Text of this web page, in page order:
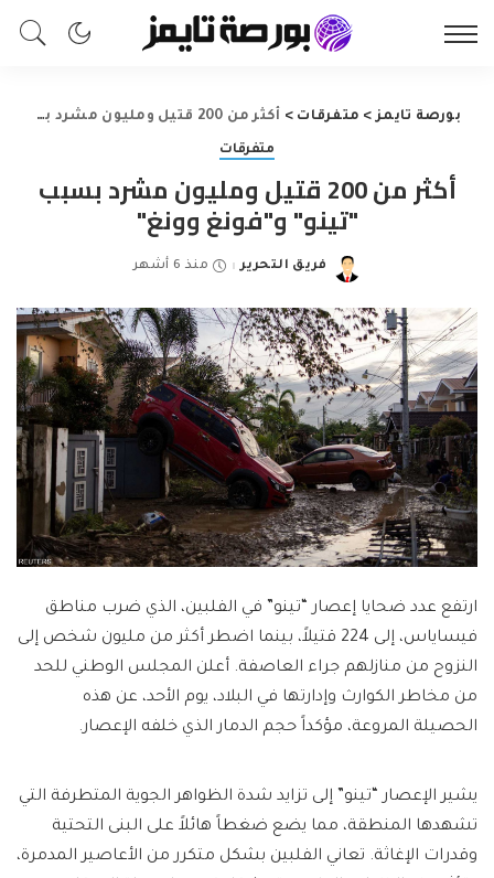
بورصة تايمز> متفرقات > أكثر من 200 قتيل ومليون مشرد بسبب "تينو" و"فونغ وونغ"
متفرقات
أكثر من 200 قتيل ومليون مشرد بسبب
"تينو" و"فونغ وونغ"
Posted
فريق التحرير منذ 6 أشهر
ارتفع عدد ضحايا إعصار “تينو” في الفلبين، الذي ضرب مناطق
فيساياس، إلى 224 قتيلاً، بينما اضطر أكثر من مليون شخص إلى
النزوح من منازلهم جراء العاصفة. أعلن المجلس الوطني للحد
من مخاطر الكوارث وإدارتها في البلاد، يوم الأحد، عن هذه
الحصيلة المروعة، مؤكداً حجم الدمار الذي خلفه الإعصار.
يشير الإعصار “تينو” إلى تزايد شدة الظواهر الجوية المتطرفة التي
تشهدها المنطقة، مما يضع ضغطاً هائلاً على البنى التحتية
وقدرات الإغاثة. تعاني الفلبين بشكل متكرر من الأعاصير المدمرة،